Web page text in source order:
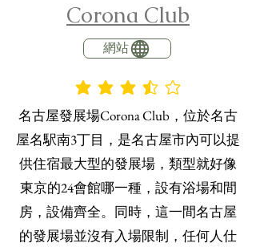
Corona Club
網站
平均評等為 3.5 ，滿分 5 分
名古屋發展場Corona Club，位於名古
屋名駅南3丁目，是名古屋市內可以提
供住宿最大型的發展場，類型就好像
東京的24會館哪一種，設有浴場和間
房，設備齊全。同時，這一間名古屋
的發展場並沒有入場限制，任何人仕